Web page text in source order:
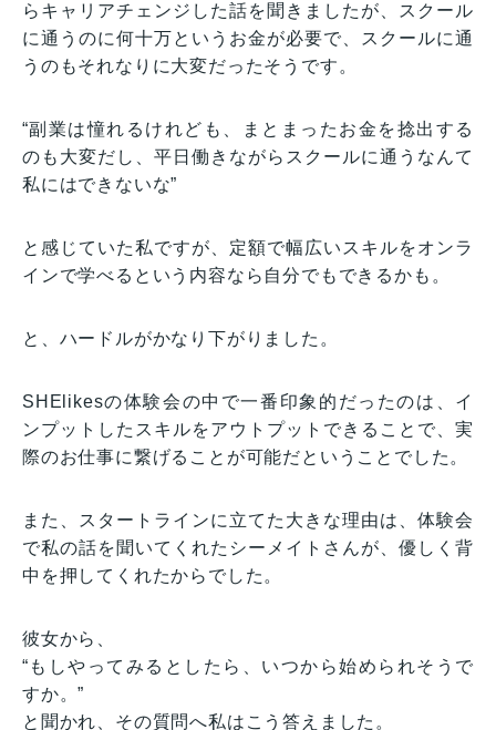
らキャリアチェンジした話を聞きましたが、スクール
に通うのに何十万というお金が必要で、スクールに通
うのもそれなりに大変だったそうです。
“副業は憧れるけれども、まとまったお金を捻出する
のも大変だし、平日働きながらスクールに通うなんて
私にはできないな”
と感じていた私ですが、定額で幅広いスキルをオンラ
インで学べるという内容なら自分でもできるかも。
と、ハードルがかなり下がりました。
SHElikesの体験会の中で一番印象的だったのは、イ
ンプットしたスキルをアウトプットできることで、実
際のお仕事に繋げることが可能だということでした。
また、スタートラインに立てた大きな理由は、体験会
で私の話を聞いてくれたシーメイトさんが、優しく背
中を押してくれたからでした。
彼女から、
“もしやってみるとしたら、いつから始められそうで
すか。”
と聞かれ、その質問へ私はこう答えました。